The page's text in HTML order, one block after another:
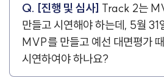
Q. [진행 및 심사] Track 2는
만들고 시연해야 하는데, 5월 31
MVP를 만들고 예선 대면평가 때
시연하여야 하나요?